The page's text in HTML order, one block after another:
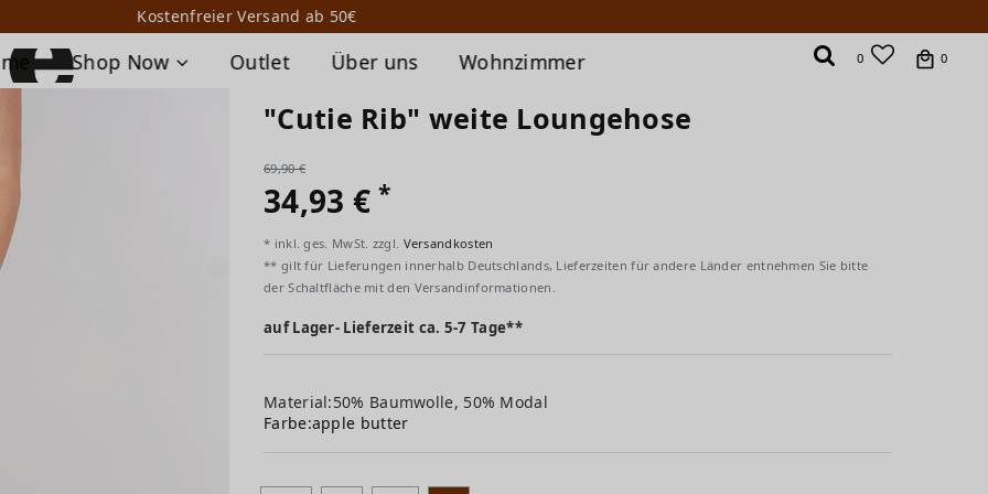
Kostenfreier Versand ab 50€
Shop Now Outlet Über uns Wohnzimmer 0 0
"Cutie Rib" weite Loungehose
69,90 €
34,93 €*
* inkl. ges. MwSt. zzgl. Versandkosten
** gilt für Lieferungen innerhalb Deutschlands, Lieferzeiten für andere Länder entnehmen Sie bitte
der Schaltfläche mit den Versandinformationen.
auf Lager- Lieferzeit ca. 5-7 Tage**
Material:50% Baumwolle, 50% Modal
Farbe:apple butter